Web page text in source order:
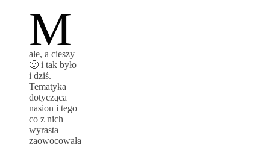
M
ałe, a cieszy
🙂 i tak było
i dziś.
Tematyka
dotycząca
nasion i tego
co z nich
wyrasta
zaowocowała